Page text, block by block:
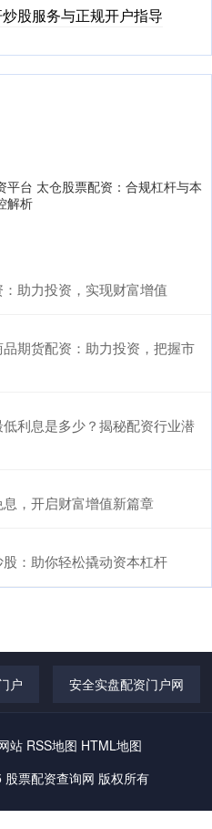
股服务与正规开户指导
平台 太仓股票配资：合规杠杆与本
解析
助力投资，实现财富增值
期货配资：助力投资，把握市
利息是多少？揭秘配资行业潜
，开启财富增值新篇章
：助你轻松撬动资本杠杆
户 安全实盘配资门户网
站 RSS地图 HTML地图
股票配资查询网 版权所有